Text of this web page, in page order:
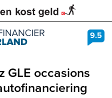
9.5
GLE occasions